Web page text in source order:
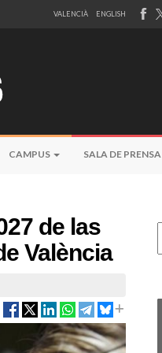
VALENCIÀ ENGLISH
CAMPUS SALA DE PRENSA
de las
València